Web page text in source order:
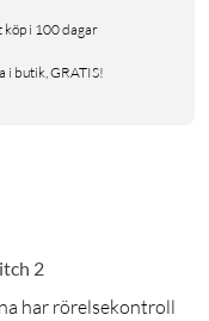
köp i 100 dagar
i butik, GRATIS!
2
har rörelsekontroll